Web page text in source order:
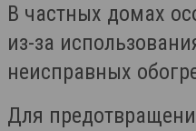
В частных домах
из-за
неисправных
Для